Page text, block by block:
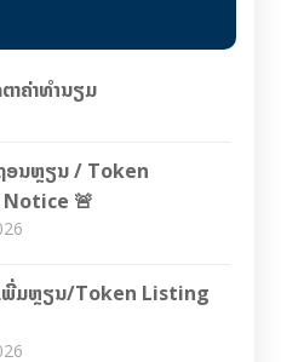
າຄ່າທຳນຽມ
ອນຫຼຽນ / Token
🚨
ເພີ່ມຫຼຽນ/Token Listing